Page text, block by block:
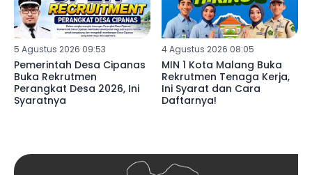
5 Agustus 2026 09:53
Pemerintah Desa Cipanas
Buka Rekrutmen
Perangkat Desa 2026, Ini
Syaratnya
4 Agustus 2026 08:05
MIN 1 Kota Malang Buka
Rekrutmen Tenaga Kerja,
Ini Syarat dan Cara
Daftarnya!